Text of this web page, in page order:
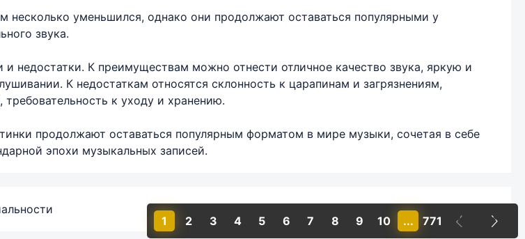
1 2 3 4 5 6 7 8 9 10 ... 771
уменьшился, однако они продолжают оставаться популярными у
звука.
недостатки. К преимуществам можно отнести отличное качество звука, яркую и
К недостаткам относятся склонность к царапинам и загрязнениям,
к уходу и хранению.
продолжают оставаться популярным форматом в мире музыки, сочетая в себе
эпохи музыкальных записей.